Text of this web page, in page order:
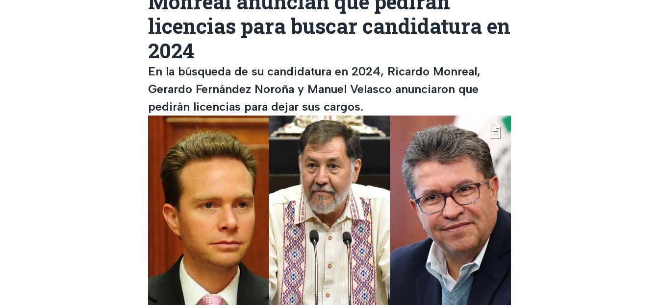
licencias para buscar candidatura en
2024
En la búsqueda de su candidatura en 2024, Ricardo Monreal,
Gerardo Fernández Noroña y Manuel Velasco anunciaron que
pedirán licencias para dejar sus cargos.